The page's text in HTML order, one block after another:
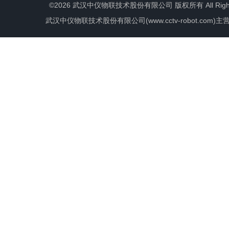
©2026 武汉中仪物联技术股份有限公司 版权所有 All
武汉中仪物联技术股份有限公司(www.cctv-robot.com)主